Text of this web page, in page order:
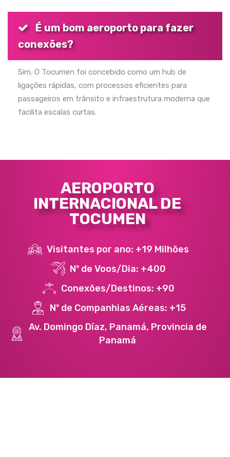
É um bom aeroporto para fazer
conexões?
Sim. O Tocumen foi concebido como um hub de
ligações rápidas, com processos eficientes para
passageiros em trânsito e infraestrutura moderna que
facilita escalas curtas.
AEROPORTO
INTERNACIONAL DE
TOCUMEN
Visitantes por ano: +19 Milhões
Nº de Voos/Dia: +400
Conexões/Destinos: +90
Nº de Companhias Aéreas: +15
Av. Domingo Díaz, Panamá, Provincia de
Panamá